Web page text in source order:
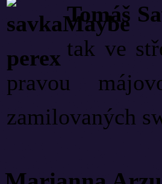
Tomáš
tak ve
pravou
zamilovaných